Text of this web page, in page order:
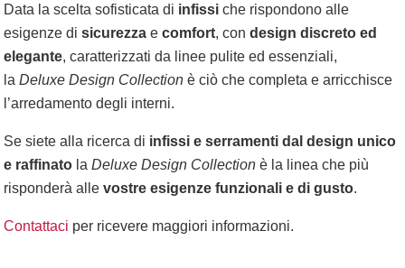
Data la scelta sofisticata di infissi che rispondono alle
esigenze di sicurezza e comfort, con design discreto ed
elegante, caratterizzati da linee pulite ed essenziali,
la Deluxe Design Collection è ciò che completa e arricchisce
l’arredamento degli interni.
Se siete alla ricerca di infissi e serramenti dal design unico
e raffinato la Deluxe Design Collection è la linea che più
risponderà alle vostre esigenze funzionali e di gusto.
Contattaci per ricevere maggiori informazioni.